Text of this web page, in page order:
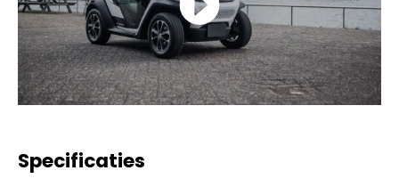
Specificaties